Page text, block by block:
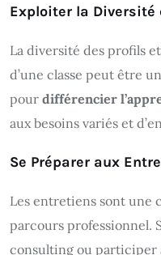
Exploiter la Diversité
La diversité des profils
d’une classe peut être
pour différencier
aux besoins variés et
Se Préparer aux
Les entretiens sont une
parcours professionnel.
consulting ou participer